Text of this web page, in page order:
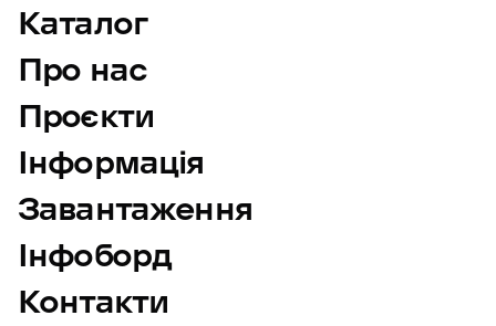
Каталог
Про нас
Проєкти
Інформація
Завантаження
Інфоборд
Контакти